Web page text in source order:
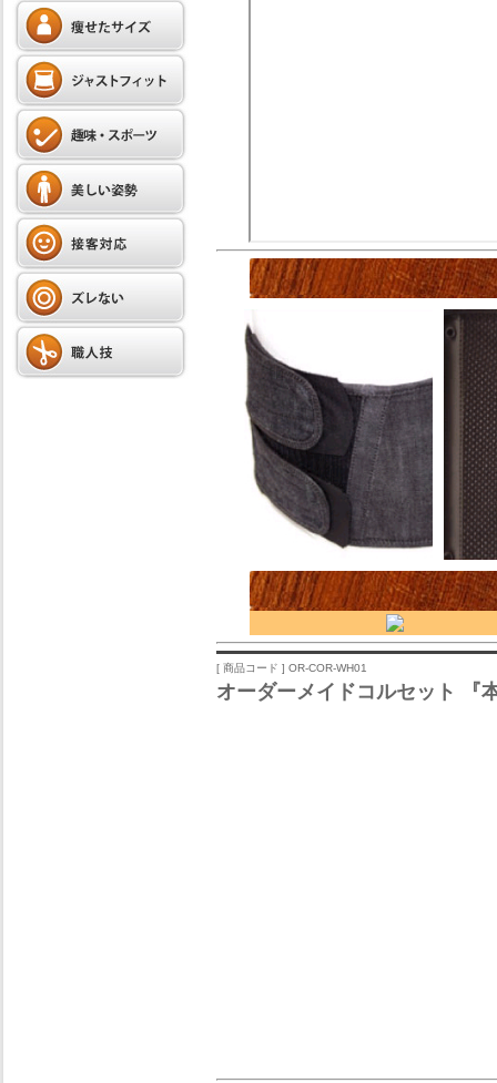
[ 商品コード ] OR-COR-WH01
オーダーメイドコルセット 『